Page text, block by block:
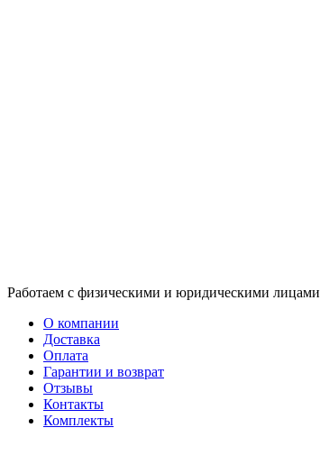
Работаем с физическими и юридическими лицами
О компании
Доставка
Оплата
Гарантии и возврат
Отзывы
Контакты
Комплекты